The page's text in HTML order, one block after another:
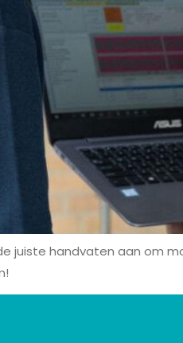
juiste handvaten aan om